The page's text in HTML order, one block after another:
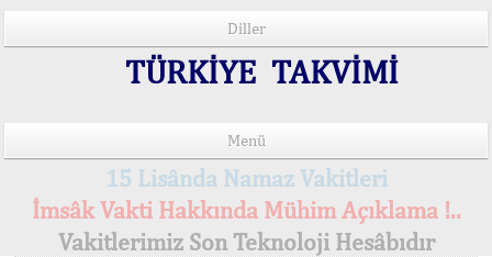
Diller
TÜRKİYE TAKVİMİ
Menü
15 Lisânda Namaz Vakitleri
İmsâk Vakti Hakkında Mühim Açıklama !..
Vakitlerimiz Son Teknoloji Hesâbıdır